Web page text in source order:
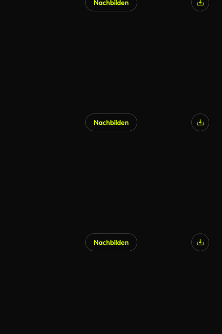
Nachbilden
Nachbilden
Nachbilden